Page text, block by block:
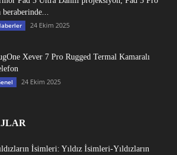
beraberinde...
24 Ekim 2025
Xever 7 Pro Rugged Termal Kamaralı
24 Ekim 2025
İsimleri: Yıldız İsimleri-Yıldızların